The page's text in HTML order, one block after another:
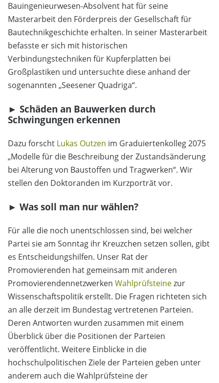
Bauingenieurwesen-Absolvent hat für seine
Masterarbeit den Förderpreis der Gesellschaft für
Bautechnikgeschichte erhalten. In seiner Masterarbeit
befasste er sich mit historischen
Verbindungstechniken für Kupferplatten bei
Großplastiken und untersuchte diese anhand der
sogenannten „Seesener Quadriga“.
► Schäden an Bauwerken durch
Schwingungen erkennen
Dazu forscht Lukas Outzen im Graduiertenkolleg 2075
„Modelle für die Beschreibung der Zustandsänderung
bei Alterung von Baustoffen und Tragwerken“. Wir
stellen den Doktoranden im Kurzporträt vor.
► Was soll man nur wählen?
Für alle die noch unentschlossen sind, bei welcher
Partei sie am Sonntag ihr Kreuzchen setzen sollen, gibt
es Entscheidungshilfen. Unser Rat der
Promovierenden hat gemeinsam mit anderen
Promovierendennetzwerken Wahlprüfsteinezur
Wissenschaftspolitik erstellt. Die Fragen richteten sich
an alle derzeit im Bundestag vertretenen Parteien.
Deren Antworten wurden zusammen mit einem
Überblick über die Positionen der Parteien
veröffentlicht. Weitere Einblicke in die
hochschulpolitischen Ziele der Parteien geben unter
anderem auch die Wahlprüfsteine der